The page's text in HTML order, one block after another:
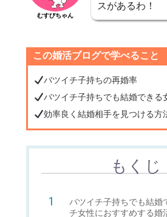
むすびちゃん
スがあるわ！
この婚活ブログで学べること
バツイチ子持ちの再婚率
バツイチ子持ちでも結婚できる
効率良く結婚相手を見つける方
もくじ
バツイチ子持ちでも結婚
チ女性におすすめする婚